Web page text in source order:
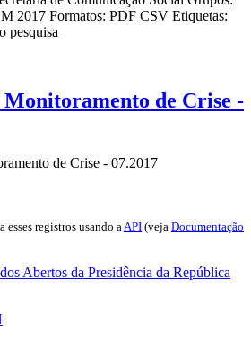
2017 Formatos: PDF CSV Etiquetas:
pesquisa
Monitoramento de Crise -
de Crise - 07.2017
esses registros usando a API (veja Documentação
Abertos da Presidência da República